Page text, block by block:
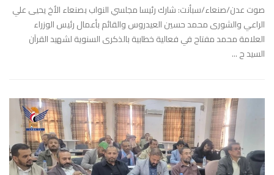
صوت عدن/صنعاء/سبأنت: شارك رئيسا مجلسي النواب بصنعاء الأخ يحيى علي
الراعي والشورى محمد حسين العيدروس والقائم بأعمال رئيس الوزراء
العلامة محمد مفتاح في فعالية خطابية بالذكرى السنوية لشهيد القرآن
السيد ح ...